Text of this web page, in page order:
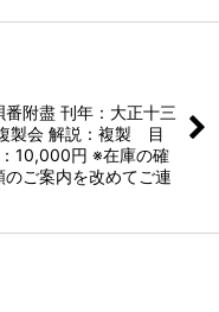
附盡 刊年：大正十三
製会 解説：複製 目
10,000円 ※在庫の確
ご案内を改めてご連